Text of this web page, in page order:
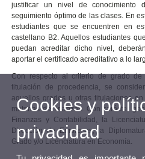
justificar un nivel de conocimiento
seguimiento óptimo de las clases. En
estudiantes que se encuentren en
castellano B2. Aquellos estudiantes
puedan acreditar dicho nivel,
aportar el certificado acreditativo a lo
Con respecto al criterio de grado
titulación de procedencia, se
aquellos grados u otras titulaciones
materias de finanzas. Con carácter
Finanzas y Contabilidad, la
Dirección de Empresas, la
Grado y/o Licenciatura en Economía.
Cookies y
privacidad